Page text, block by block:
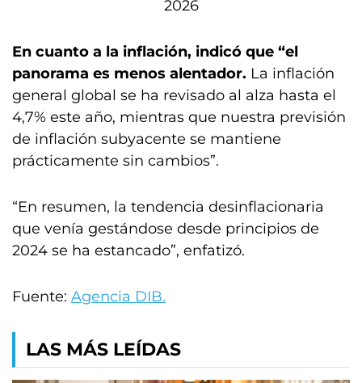
2026
En cuanto a la inflación, indicó que “el
panorama es menos alentador. La inflación
general global se ha revisado al alza hasta el
4,7% este año, mientras que nuestra previsión
de inflación subyacente se mantiene
prácticamente sin cambios”.
“En resumen, la tendencia desinflacionaria
que venía gestándose desde principios de
2024 se ha estancado”, enfatizó.
Fuente: Agencia DIB.
LAS MÁS LEÍDAS